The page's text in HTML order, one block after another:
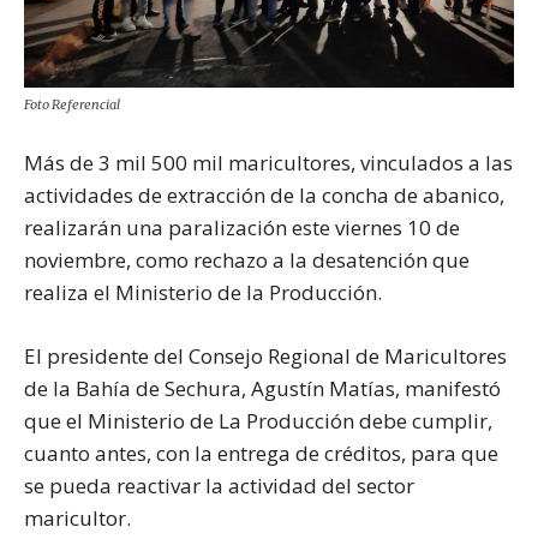
Foto Referencial
Más de 3 mil 500 mil maricultores, vinculados a las
actividades de extracción de la concha de abanico,
realizarán una paralización este viernes 10 de
noviembre, como rechazo a la desatención que
realiza el Ministerio de la Producción.
El presidente del Consejo Regional de Maricultores
de la Bahía de Sechura, Agustín Matías, manifestó
que el Ministerio de La Producción debe cumplir,
cuanto antes, con la entrega de créditos, para que
se pueda reactivar la actividad del sector
maricultor.